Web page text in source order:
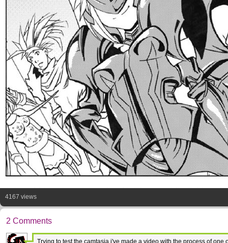
4167 views
2 Comments
Trying to test the camtasia i've made a video with the process of